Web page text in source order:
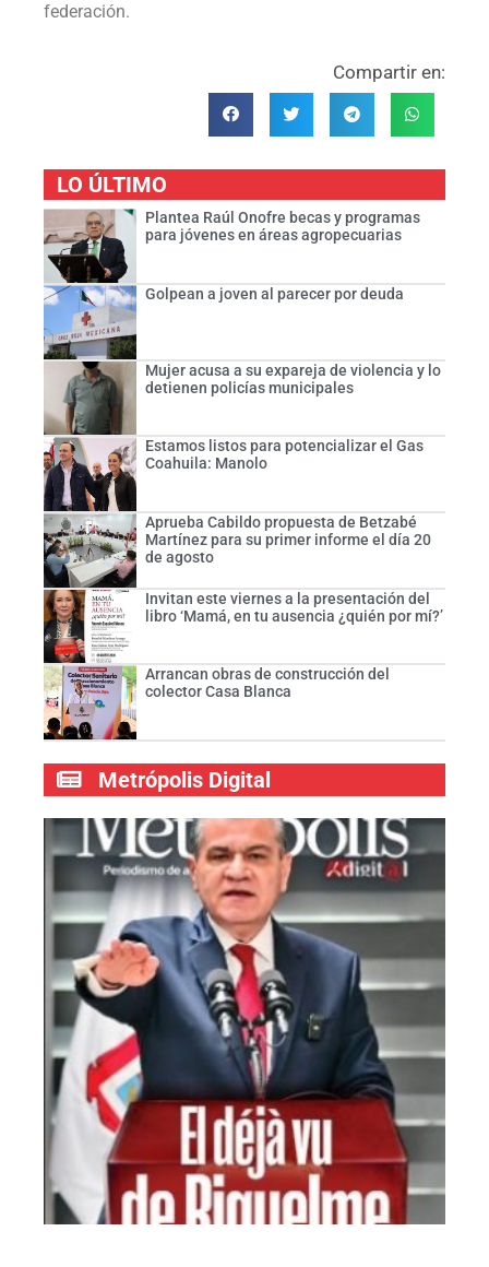
federación.
Compartir en:
LO ÚLTIMO
Plantea Raúl Onofre becas y programas
para jóvenes en áreas agropecuarias
Golpean a joven al parecer por deuda
Mujer acusa a su expareja de violencia y lo
detienen policías municipales
Estamos listos para potencializar el Gas
Coahuila: Manolo
Aprueba Cabildo propuesta de Betzabé
Martínez para su primer informe el día 20
de agosto
Invitan este viernes a la presentación del
libro ‘Mamá, en tu ausencia ¿quién por mí?’
Arrancan obras de construcción del
colector Casa Blanca
Metrópolis Digital